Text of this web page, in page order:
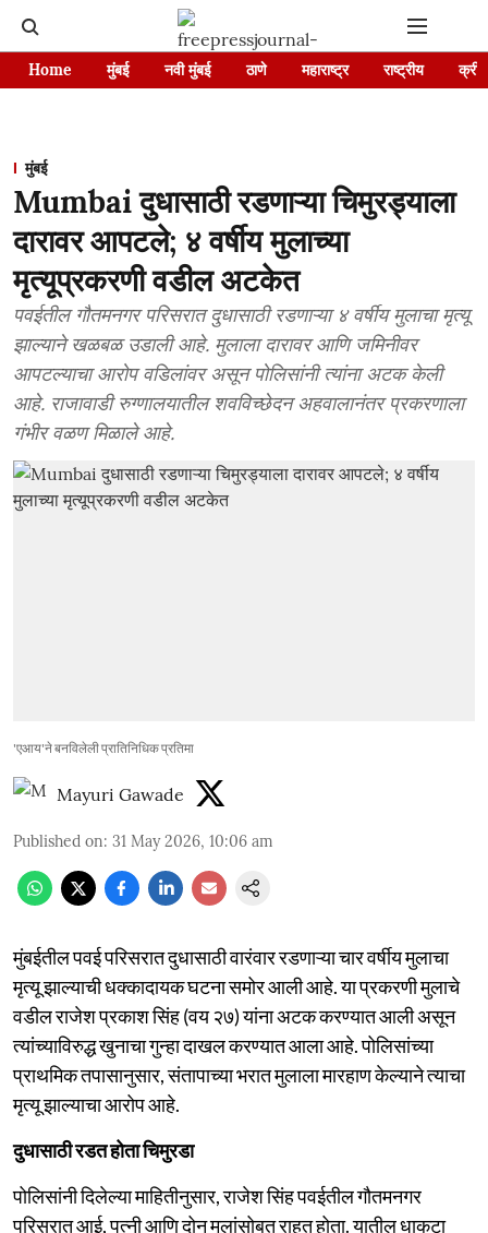
Home मुंबई नवी मुंबई ठाणे महाराष्ट्र राष्ट्रीय
मुंबई
Mumbai दुधासाठी रडणाऱ्या चिमुरड्याला
दारावर आपटले; ४ वर्षीय मुलाच्या
मृत्यूप्रकरणी वडील अटकेत
पवईतील गौतमनगर परिसरात दुधासाठी रडणाऱ्या ४ वर्षीय मुलाचा मृत्यू
झाल्याने खळबळ उडाली आहे. मुलाला दारावर आणि जमिनीवर
आपटल्याचा आरोप वडिलांवर असून पोलिसांनी त्यांना अटक केली
आहे. राजावाडी रुग्णालयातील शवविच्छेदन अहवालानंतर प्रकरणाला
गंभीर वळण मिळाले आहे.
'एआय'ने बनविलेली प्रातिनिधिक प्रतिमा
Mayuri Gawade
Published on: 31 May 2026, 10:06 am
मुंबईतील पवई परिसरात दुधासाठी वारंवार रडणाऱ्या चार वर्षीय मुलाचा
मृत्यू झाल्याची धक्कादायक घटना समोर आली आहे. या प्रकरणी मुलाचे
वडील राजेश प्रकाश सिंह (वय २७) यांना अटक करण्यात आली असून
त्यांच्याविरुद्ध खुनाचा गुन्हा दाखल करण्यात आला आहे. पोलिसांच्या
प्राथमिक तपासानुसार, संतापाच्या भरात मुलाला मारहाण केल्याने त्याचा
मृत्यू झाल्याचा आरोप आहे.
दुधासाठी रडत होता चिमुरडा
पोलिसांनी दिलेल्या माहितीनुसार, राजेश सिंह पवईतील गौतमनगर
परिसरात आई, पत्नी आणि दोन मुलांसोबत राहत होता. यातील धाकटा